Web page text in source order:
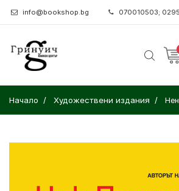
info@bookshop.bg 070010503;
Начало Художествени издания